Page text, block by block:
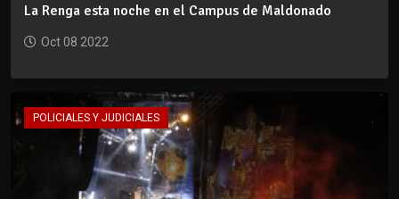
La Renga esta noche en el Campus de Maldonado
Oct 08 2022
POLICIALES Y JUDICIALES